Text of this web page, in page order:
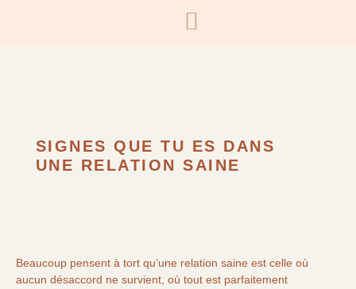
SIGNES QUE TU ES DANS
UNE RELATION SAINE
Beaucoup pensent à tort qu’une relation saine est celle où
aucun désaccord ne survient, où tout est parfaitement